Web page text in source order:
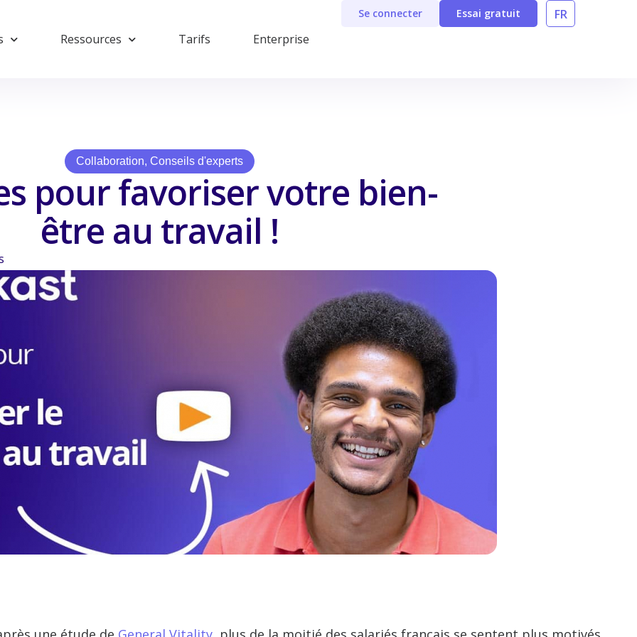
Ressources Tarifs Enterprise
Se connecter Essai gratuit FR
Collaboration, Conseils d'experts
pour favoriser votre bien-
être au travail !